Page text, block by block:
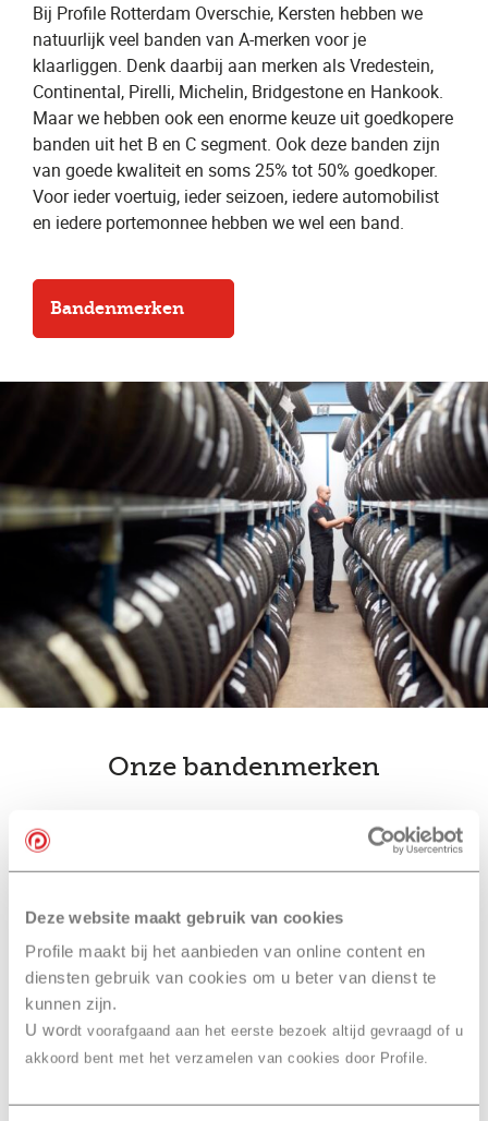
Deze website maakt gebruik van cookies
Profile maakt bij het aanbieden van online content en
diensten gebruik van cookies om u beter van dienst te
kunnen zijn.
U wordt voorafgaand aan het eerste bezoek altijd gevraagd of u
akkoord bent met het verzamelen van cookies door Profile.
Bij Profile Rotterdam Overschie, Kersten hebben we
natuurlijk veel banden van A-merken voor je
klaarliggen. Denk daarbij aan merken als Vredestein,
Continental, Pirelli, Michelin, Bridgestone en Hankook.
Maar we hebben ook een enorme keuze uit goedkopere
banden uit het B en C segment. Ook deze banden zijn
van goede kwaliteit en soms 25% tot 50% goedkoper.
Voor ieder voertuig, ieder seizoen, iedere automobilist
en iedere portemonnee hebben we wel een band.
Bandenmerken
Onze bandenmerken
bandenwissel
combinerenmet een
onderhoudsbeurt bij Profile
Rotterdam Overschie, Kersten
Combineer je bandenwissel met een onderhoudsbeurt
APK . Je hoeft dan maar één afspraak te maken in
plaats van drie. En dan hoef je maar één keer naar
Profile Rotterdam Overschie, Kersten te komen. Daarna